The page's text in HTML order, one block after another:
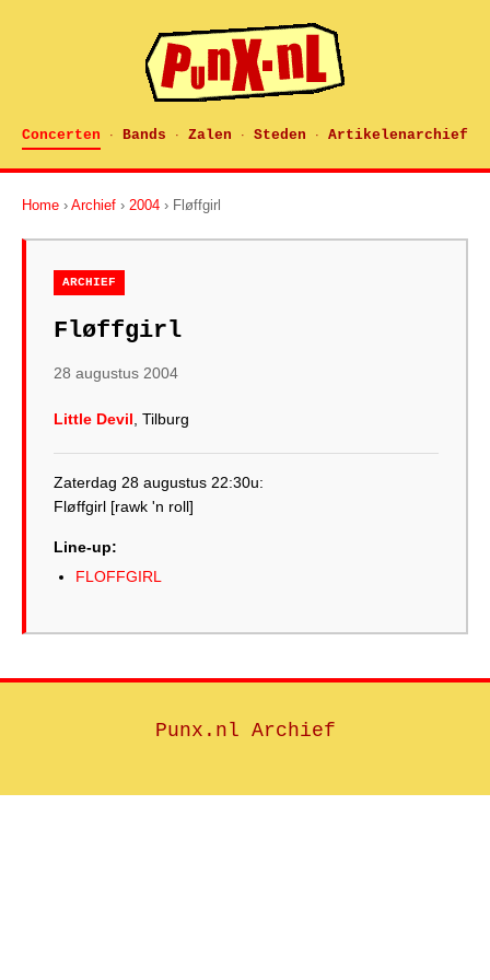
Concerten · Bands · Zalen · Steden · Artikelenarchief
Home › Archief › 2004 › Fløffgirl
ARCHIEF
Fløffgirl
28 augustus 2004
Little Devil , Tilburg
Zaterdag 28 augustus 22:30u:
Line-up:
FLOFFGIRL
Punx.nl Archief